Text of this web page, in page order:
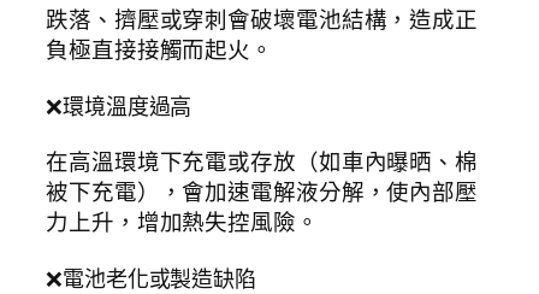
跌落、擠壓或穿刺會破壞電池結構，造成正
負極直接接觸而起火。
❌環境溫度過高
在高溫環境下充電或存放（如車內曝晒、棉
被下充電），會加速電解液分解，使內部壓
力上升，增加熱失控風險。
❌電池老化或製造缺陷